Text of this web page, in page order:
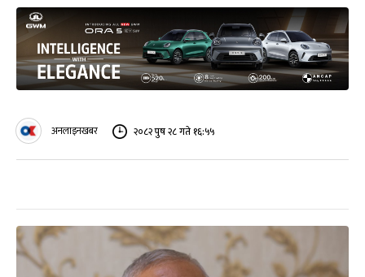
अनलाइनखबर २०८२ पुष २८ गते १६:५५